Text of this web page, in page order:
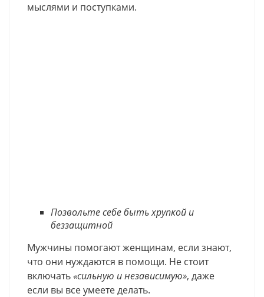
мыслями и поступками.
Позвольте себе быть хрупкой и
беззащитной
Мужчины помогают женщинам, если знают,
что они нуждаются в помощи. Не стоит
включать«сильную и независимую», даже
если вы все умеете делать.